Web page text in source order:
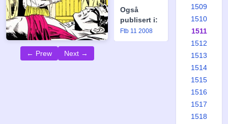
← Prew Next →
Også
publisert i:
Ftb 11 2008
1509
1510
1511
1512
1513
1514
1515
1516
1517
1518